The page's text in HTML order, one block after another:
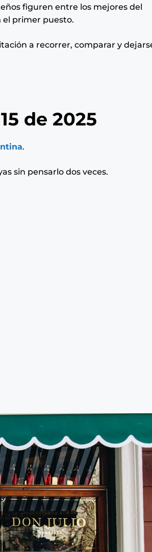
figuren entre los mejores del
el primer puesto.
a recorrer, comparar y
de 2025
.
sin pensarlo dos veces.